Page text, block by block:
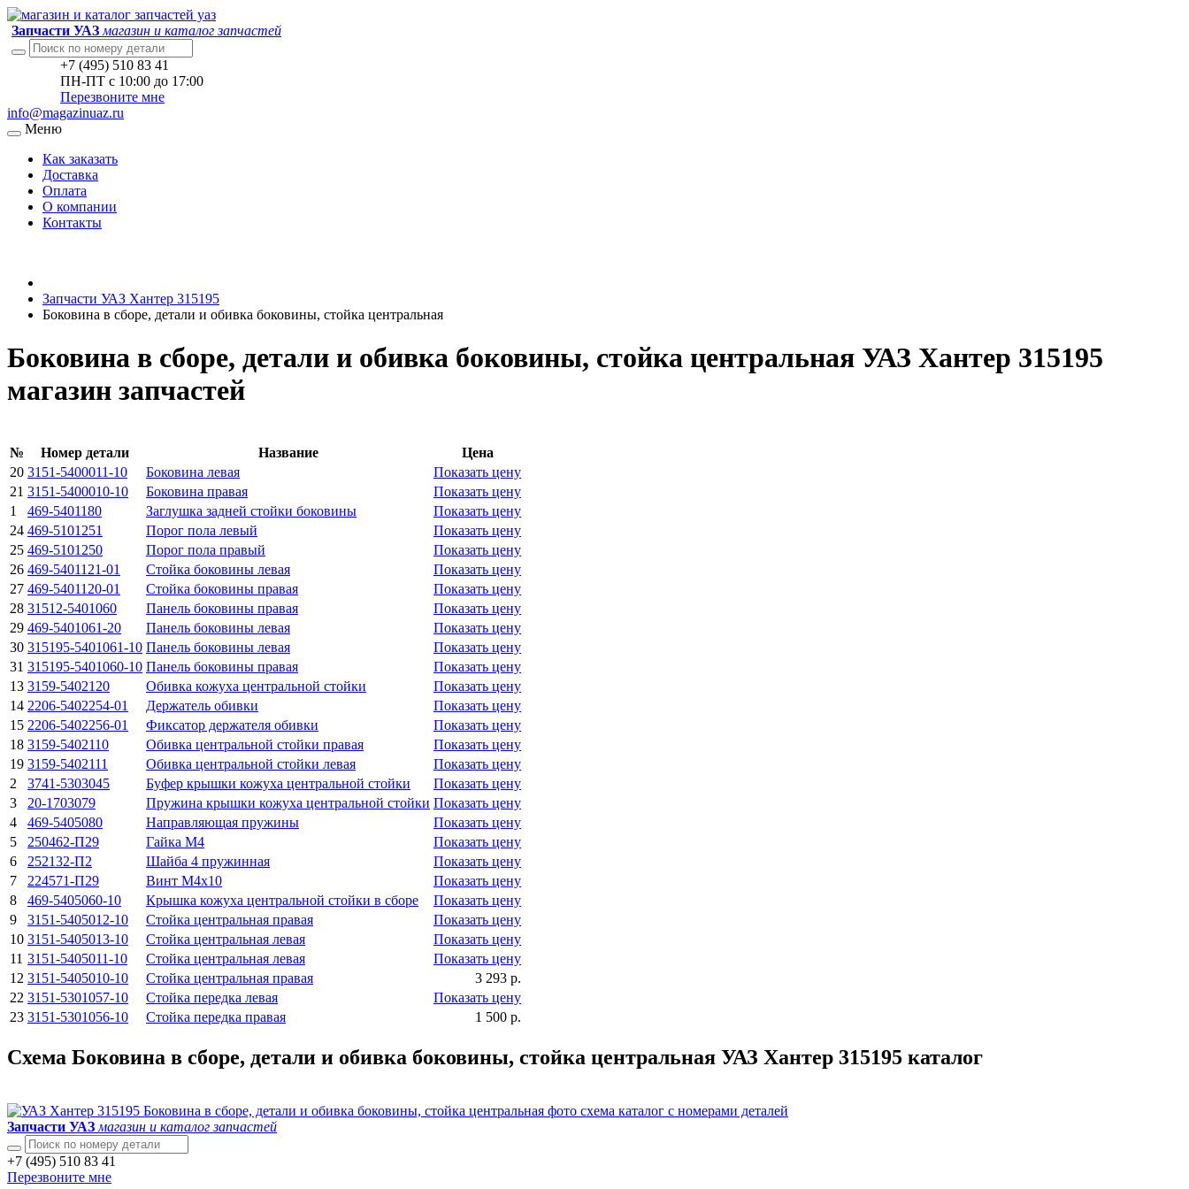
Запчасти УАЗ магазин и каталог запчастей
+7 (495) 510 83 41
ПН-ПТ с 10:00 до 17:00
Перезвоните мне
info@magazinuaz.ru
Меню
Как заказать
Доставка
Оплата
О компании
Контакты
Запчасти УАЗ Хантер 315195
Боковина в сборе, детали и обивка боковины, стойка центральная
Боковина в сборе, детали и обивка боковины, стойка центральная УАЗ Хантер 315195
магазин запчастей
№ Номер детали Название
Цена
20 3151-5400011-10 Боковина левая
Показать цену
21 3151-5400010-10 Боковина правая
Показать цену
1
469-5401180 Заглушка задней стойки боковины
Показать цену
24 469-5101251 Порог пола левый
Показать цену
25 469-5101250 Порог пола правый
Показать цену
26 469-5401121-01 Стойка боковины левая
Показать цену
27 469-5401120-01 Стойка боковины правая
Показать цену
28 31512-5401060 Панель боковины правая
Показать цену
29 469-5401061-20 Панель боковины левая
Показать цену
30 315195-5401061-10 Панель боковины левая
Показать цену
31 315195-5401060-10 Панель боковины правая
Показать цену
13 3159-5402120 Обивка кожуха центральной стойки
Показать цену
14 2206-5402254-01 Держатель обивки
Показать цену
15 2206-5402256-01 Фиксатор держателя обивки
Показать цену
18 3159-5402110 Обивка центральной стойки правая
Показать цену
19 3159-5402111 Обивка центральной стойки левая
Показать цену
2
3741-5303045 Буфер крышки кожуха центральной стойки
Показать цену
3
20-1703079 Пружина крышки кожуха центральной стойки Показать цену
4
469-5405080 Направляющая пружины
Показать цену
5
250462-П29 Гайка М4
Показать цену
6
252132-П2 Шайба 4 пружинная
Показать цену
7
224571-П29 Винт М4х10
Показать цену
8
469-5405060-10 Крышка кожуха центральной стойки в сборе
Показать цену
9
3151-5405012-10 Стойка центральная правая
Показать цену
10 3151-5405013-10 Стойка центральная левая
Показать цену
11 3151-5405011-10 Стойка центральная левая
Показать цену
12 3151-5405010-10 Стойка центральная правая
3 293 р.
22 3151-5301057-10 Стойка передка левая
Показать цену
23 3151-5301056-10 Стойка передка правая 1 500 р.
Схема Боковина в сборе, детали и обивка боковины, стойка центральная УАЗ Хантер 315195 каталог
Запчасти УАЗ магазин и каталог запчастей
+7 (495) 510 83 41
Перезвоните мне